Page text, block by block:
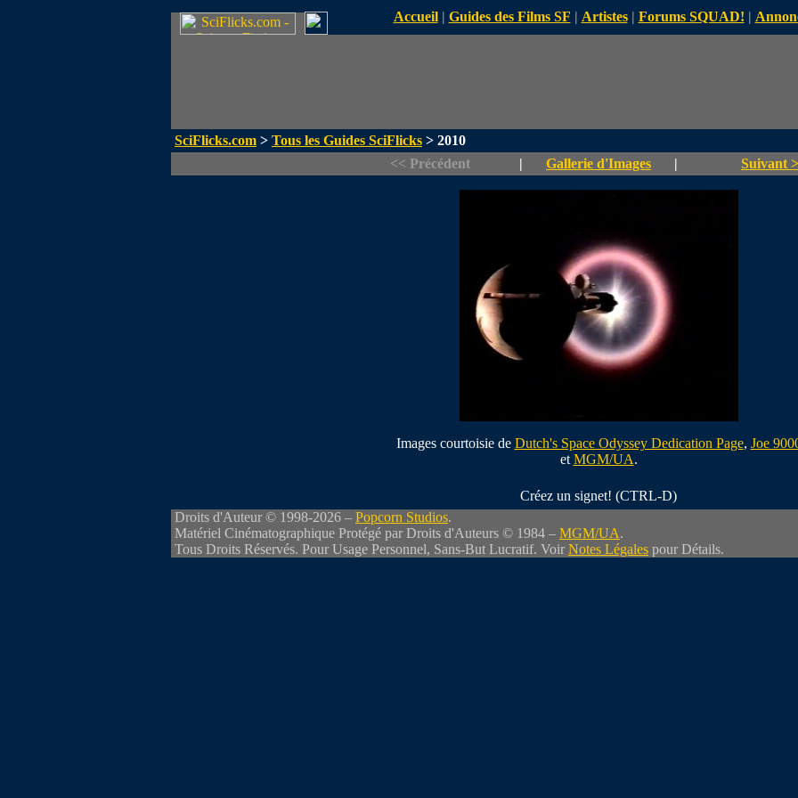
Accueil| Guides des Films SF | Artistes| Forums SQUAD! |
SciFlicks.com > Tous les Guides SciFlicks > 2010
<< Précédent
| Gallerie d'Images | Suivant
Images courtoisie de Dutch's Space Odyssey Dedication Page, Joe
et MGM/UA.
Créez un signet! (CTRL-D)
Droits d'Auteur © 1998-2026 – Popcorn Studios.
Matériel Cinématographique Protégé par Droits d'Auteurs © 1984 – MGM/UA.
Tous Droits Réservés. Pour Usage Personnel, Sans-But Lucratif. Voir Notes Légales pour Détails.